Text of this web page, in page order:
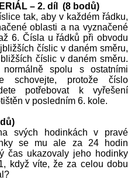
– 2. díl (8 bodů)
tak, aby v každém řádku,
oblasti a na vyznačené
6. Čísla u řádků při obvodu
číslic v daném směru,
číslic v daném směru.
spolu s ostatními
protože číslo
potřebovat k vyřešení
v posledním 6. kole.
svých hodinkách v pravé
se mu ale za 24 hodin
čas ukazovaly jeho hodinky
když víte, že za celou dobu